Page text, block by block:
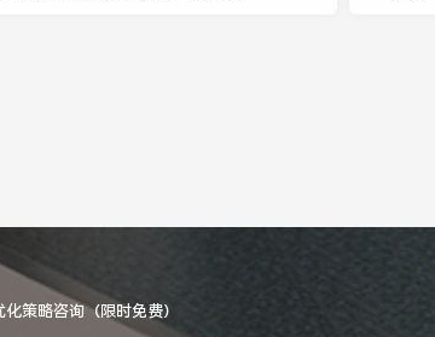
策略咨询（限时免费）